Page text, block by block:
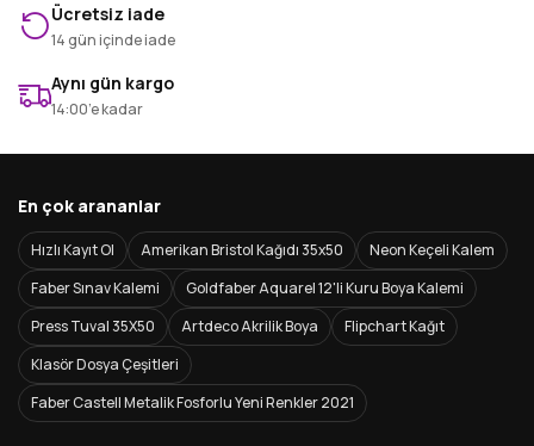
Ücretsiz iade
14 gün içinde iade
Aynı gün kargo
14:00’e kadar
En çok arananlar
Hızlı Kayıt Ol Amerikan Bristol Kağıdı 35x50
Neon Keçeli Kalem
Faber Sınav Kalemi
Goldfaber Aquarel 12'li Kuru Boya Kalemi
Press Tuval 35X50
Artdeco Akrilik Boya
Flipchart Kağıt
Klasör Dosya Çeşitleri
Faber Castell Metalik Fosforlu Yeni Renkler 2021